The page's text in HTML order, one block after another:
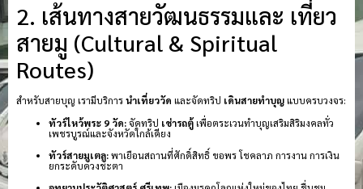
2. เส้นทางสายวัฒนธรรมและ เที่ยว
สายมู (Cultural & Spiritual
Routes)
สำหรับสายบุญ เรามีบริการนำเที่ยววัด และจัดทริป เดินสายทำบุญแบบครบวงจร:
ทัวร์ไหว้พระ 9 วัด:จัดทริป เช่ารถตู้เพื่อตระเวนทำบุญเสริมสิริมงคลทั่ว
เพชรบูรณ์และจังหวัดใกล้เคียง
ทัวร์สายมูเตลู:พาเยือนสถานที่ศักดิ์สิทธิ์ ขอพร โชคลาภ การงาน การเงิน
ยกระดับดวงชะตา